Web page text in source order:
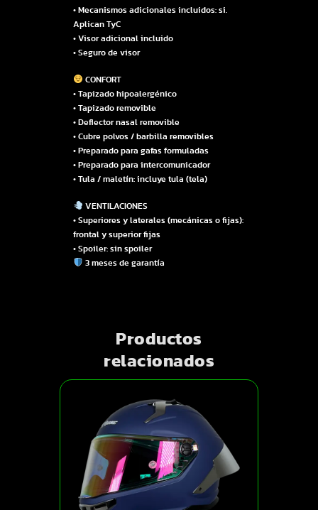
• Mecanismos adicionales incluidos: si.
Aplican TyC
• Visor adicional incluido
• Seguro de visor
CONFORT
• Tapizado hipoalergénico
• Tapizado removible
• Deflector nasal removible
• Cubre polvos / barbilla removibles
• Preparado para gafas formuladas
• Preparado para intercomunicador
• Tula / maletín: incluye tula (tela)
VENTILACIONES
• Superiores y laterales (mecánicas o fijas):
frontal y superior fijas
• Spoiler: sin spoiler
3 meses de garantía
Productos
relacionados